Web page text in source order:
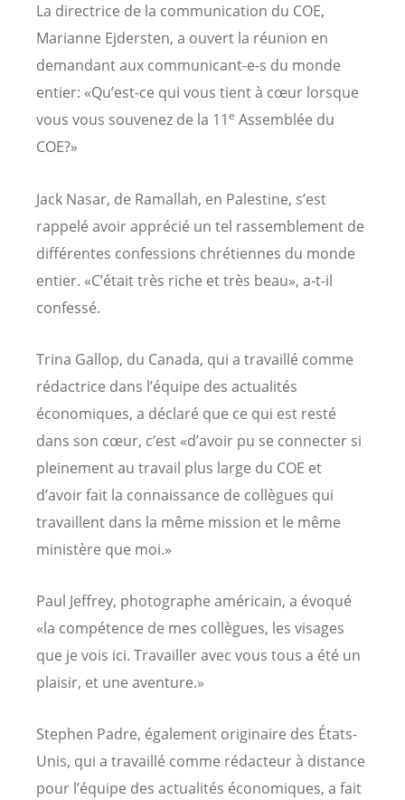
La directrice de la communication du COE,
Marianne Ejdersten, a ouvert la réunion en
demandant aux communicant-e-s du monde
entier: «Qu’est-ce qui vous tient à cœur lorsque
vous vous souvenez de la 11e Assemblée du
COE?»
Jack Nasar, de Ramallah, en Palestine, s’est
rappelé avoir apprécié un tel rassemblement de
différentes confessions chrétiennes du monde
entier. «C’était très riche et très beau», a-t-il
confessé.
Trina Gallop, du Canada, qui a travaillé comme
rédactrice dans l’équipe des actualités
économiques, a déclaré que ce qui est resté
dans son cœur, c’est «d’avoir pu se connecter si
pleinement au travail plus large du COE et
d’avoir fait la connaissance de collègues qui
travaillent dans la même mission et le même
ministère que moi.»
Paul Jeffrey, photographe américain, a évoqué
«la compétence de mes collègues, les visages
que je vois ici. Travailler avec vous tous a été un
plaisir, et une aventure.»
Stephen Padre, également originaire des États-
Unis, qui a travaillé comme rédacteur à distance
pour l’équipe des actualités économiques, a fait